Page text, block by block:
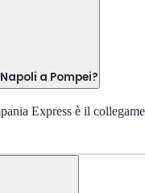
a Pompei?
Express è il